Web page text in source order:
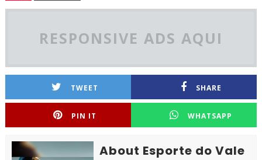
RESPONSIVE ADS AQUI
TWEET SHARE
PIN IT WHATSAPP
About Esporte do Vale